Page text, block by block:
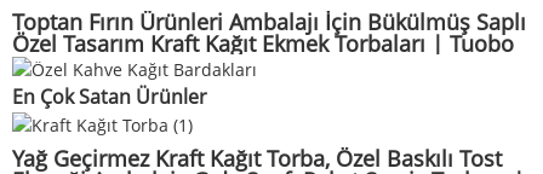
Toptan Fırın Ürünleri Ambalajı İçin Bükülmüş Saplı
Özel Tasarım Kraft Kağıt Ekmek Torbaları | Tuobo
En Çok Satan Ürünler
Yağ Geçirmez Kraft Kağıt Torba, Özel Baskılı Tost